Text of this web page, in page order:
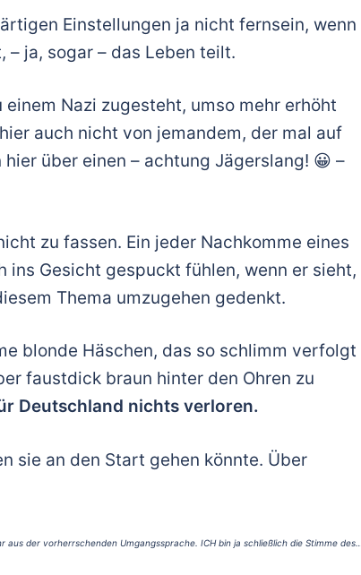
Einstellungen ja nicht fernsein, wenn
– ja, sogar – das Leben teilt.
Nazi zugesteht, umso mehr erhöht
auch nicht von jemandem, der mal auf
über einen – achtung Jägerslang! 😀 –
zu fassen. Ein jeder Nachkomme eines
Gesicht gespuckt fühlen, wenn er sieht,
Thema umzugehen gedenkt.
blonde Häschen, das so schlimm verfolgt
faustdick braun hinter den Ohren zu
Deutschland nichts verloren.
sie an den Start gehen könnte. Über
der vorherrschenden Umgangssprache. ICH bin ja schließlich die Stimme des….